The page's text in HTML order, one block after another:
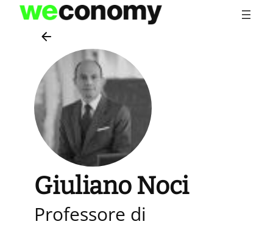
Vai
Giuliano Noci
Professore di